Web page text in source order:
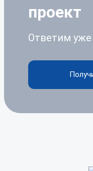
проект
Ответим уже